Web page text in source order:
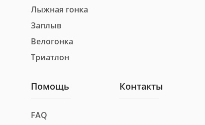
Лыжная гонка
Заплыв
Велогонка
Триатлон
Помощь
FAQ
Контакты